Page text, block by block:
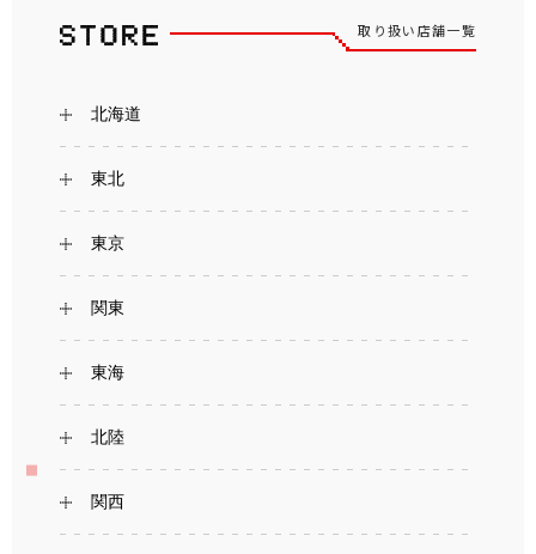
取り扱い店舗一覧
北海道
東北
東京
関東
東海
北陸
関西